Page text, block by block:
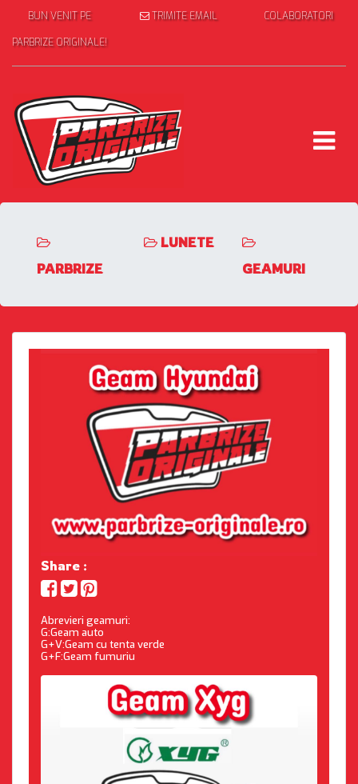
BUN VENIT PE
PARBRIZE ORIGINALE!
TRIMITE EMAIL COLABORATORI
PARBRIZE
LUNETE
GEAMURI
Share :
Abrevieri geamuri:
G:Geam auto
G+V:Geam cu tenta verde
G+F:Geam fumuriu